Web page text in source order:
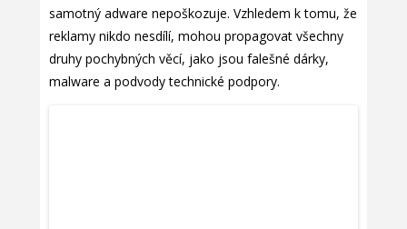
samotný adware nepoškozuje. Vzhledem k tomu, že
reklamy nikdo nesdílí, mohou propagovat všechny
druhy pochybných věcí, jako jsou falešné dárky,
malware a podvody technické podpory.